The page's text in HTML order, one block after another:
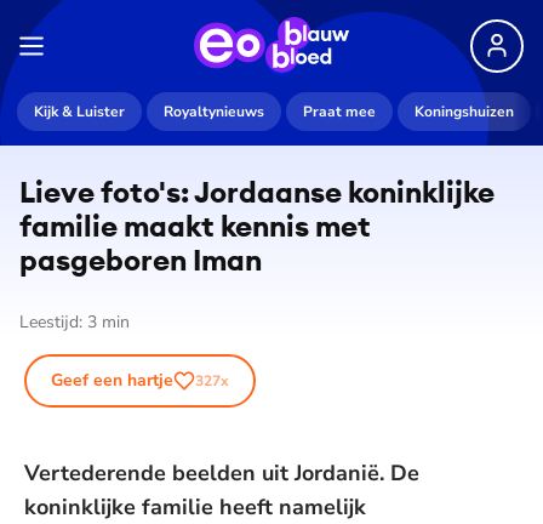
Kijk & Luister Royaltynieuws Praat mee Koningshuizen
Lieve foto's: Jordaanse koninklijke
familie maakt kennis met
pasgeboren Iman
Leestijd: 3 min
Geef een hartje 327x
Vertederende beelden uit Jordanië. De
koninklijke familie heeft namelijk